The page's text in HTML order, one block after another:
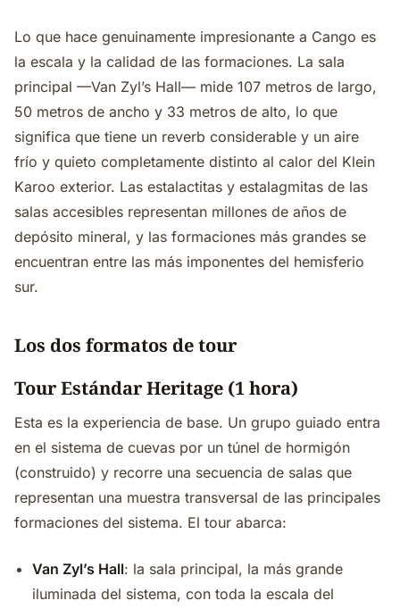
Lo que hace genuinamente impresionante a Cango es
la escala y la calidad de las formaciones. La sala
principal —Van Zyl’s Hall— mide 107 metros de largo,
50 metros de ancho y 33 metros de alto, lo que
significa que tiene un reverb considerable y un aire
frío y quieto completamente distinto al calor del Klein
Karoo exterior. Las estalactitas y estalagmitas de las
salas accesibles representan millones de años de
depósito mineral, y las formaciones más grandes se
encuentran entre las más imponentes del hemisferio
sur.
Los dos formatos de tour
Tour Estándar Heritage (1 hora)
Esta es la experiencia de base. Un grupo guiado entra
en el sistema de cuevas por un túnel de hormigón
(construido) y recorre una secuencia de salas que
representan una muestra transversal de las principales
formaciones del sistema. El tour abarca:
Van Zyl’s Hall: la sala principal, la más grande
iluminada del sistema, con toda la escala del